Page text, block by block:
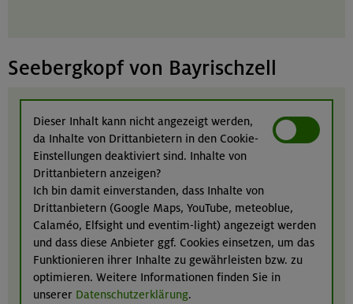
Seebergkopf von Bayrischzell
Dieser Inhalt kann nicht angezeigt werden,
da Inhalte von Drittanbietern in den Cookie-
Einstellungen deaktiviert sind. Inhalte von
Drittanbietern anzeigen?
Ich bin damit einverstanden, dass Inhalte von
Drittanbietern (Google Maps, YouTube, meteoblue,
Calaméo, Elfsight und eventim-light) angezeigt werden
und dass diese Anbieter ggf. Cookies einsetzen, um das
Funktionieren ihrer Inhalte zu gewährleisten bzw. zu
optimieren. Weitere Informationen finden Sie in
unserer Datenschutzerklärung.